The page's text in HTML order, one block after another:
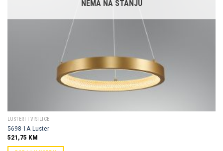
NEMA NA STANJU
LUSTERI I VISILICE
5698-1A Luster
521,75 KM